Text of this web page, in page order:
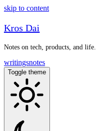
skip to content
Kros Dai
Notes on tech, products, and life.
writingsnotes
Toggle theme